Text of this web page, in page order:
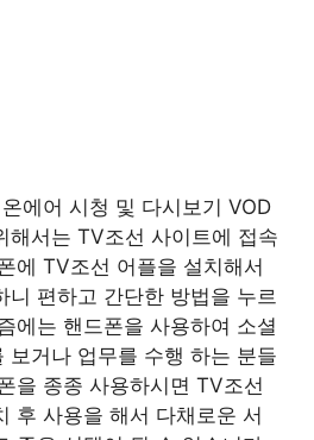
에어 시청 및 다시보기 VOD
해서는 TV조선 사이트에 접속
에 TV조선 어플을 설치해서
니 편하고 간단한 방법을 누르
에는 핸드폰을 사용하여 소셜
보거나 업무를 수행 하는 분들
을 종종 사용하시면 TV조선
후 사용을 해서 다채로운 서